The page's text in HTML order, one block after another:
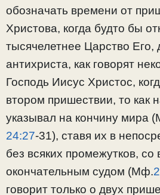
обозначать времени от
Христова, когда будто бы
тысячелетнее Царство Его,
антихриста, как говорят
Господь Иисус Христос,
втором пришествии, то как
указывал на кончину мира
24:27-31), ставя их в
без всяких промежутков,
окончательным судом (Мф.
говорит только о двух